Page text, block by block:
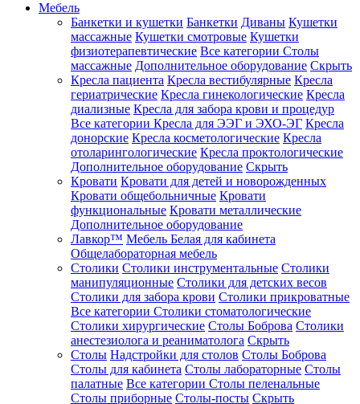
Мебель
Банкетки и кушетки Банкетки Диваны Кушетки
массажные Кушетки смотровые Кушетки
физиотерапевтические Все категории Столы
массажные Дополнительное оборудование Скрыть
Кресла пациента Кресла вестибулярные Кресла
гериатрические Кресла гинекологические Кресла
диализные Кресла для забора крови и процедур
Все категории Кресла для ЭЭГ и ЭХО-ЭГ Кресла
донорские Кресла косметологические Кресла
отоларингологические Кресла проктологические
Дополнительное оборудование Скрыть
Кровати Кровати для детей и новорожденных
Кровати общебольничные Кровати
функциональные Кровати металлические
Дополнительное оборудование
Лавкор™ Мебель Белая для кабинета
Общелабораторная мебель
Столики Столики инструментальные Столики
манипуляционные Столики для детских весов
Столики для забора крови Столики прикроватные
Все категории Столики стоматологические
Столики хирургические Столы Боброва Столики
анестезиолога и реаниматолога Скрыть
Столы Надстройки для столов Столы Боброва
Столы для кабинета Столы лабораторные Столы
палатные Все категории Столы пеленальные
Столы приборные Столы-посты Скрыть